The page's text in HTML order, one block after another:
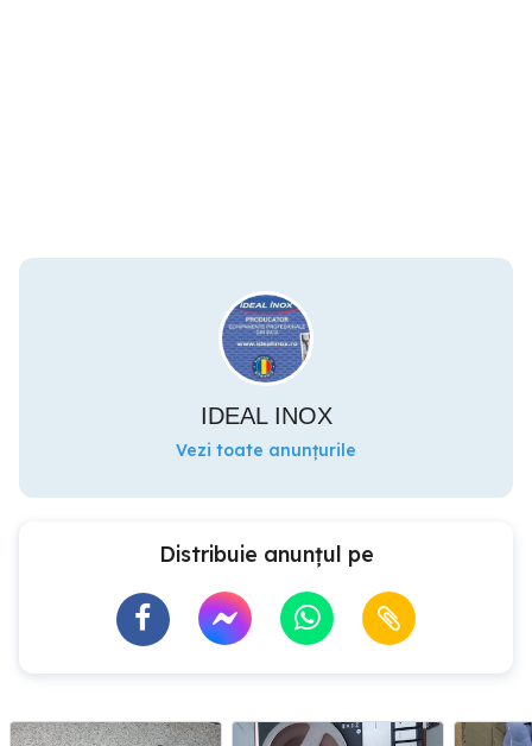
IDEAL INOX
Vezi toate anunțurile
Distribuie anunțul pe